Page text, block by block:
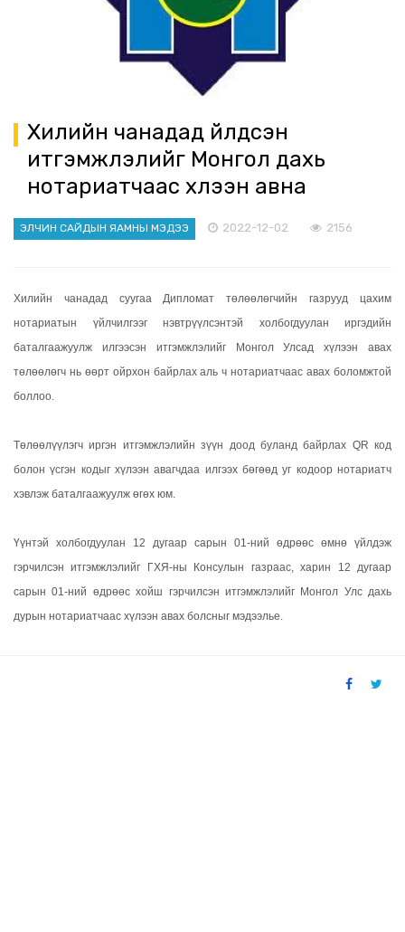
Хилийн чанадад үйлдсэн
итгэмжлэлийг Монгол дахь
нотариатчаас хүлээн авна
ЭЛЧИН САЙДЫН ЯАМНЫ МЭДЭЭ 2022-12-02 2156
Хилийн чанадад суугаа Дипломат төлөөлөгчийн газрууд цахим
нотариатын үйлчилгээг нэвтрүүлсэнтэй холбогдуулан иргэдийн
баталгаажуулж илгээсэн итгэмжлэлийг Монгол Улсад хүлээн авах
төлөөлөгч нь өөрт ойрхон байрлах аль ч нотариатчаас авах боломжтой
боллоо.
Төлөөлүүлэгч иргэн итгэмжлэлийн зүүн доод буланд байрлах QR код
болон үсгэн кодыг хүлээн авагчдаа илгээх бөгөөд уг кодоор нотариатч
хэвлэж баталгаажуулж өгөх юм.
Үүнтэй холбогдуулан 12 дугаар сарын 01-ний өдрөөс өмнө үйлдэж
гэрчилсэн итгэмжлэлийг ГХЯ-ны Консулын газраас, харин 12 дугаар
сарын 01-ний өдрөөс хойш гэрчилсэн итгэмжлэлийг Монгол Улс дахь
дурын нотариатчаас хүлээн авах болсныг мэдээлье.